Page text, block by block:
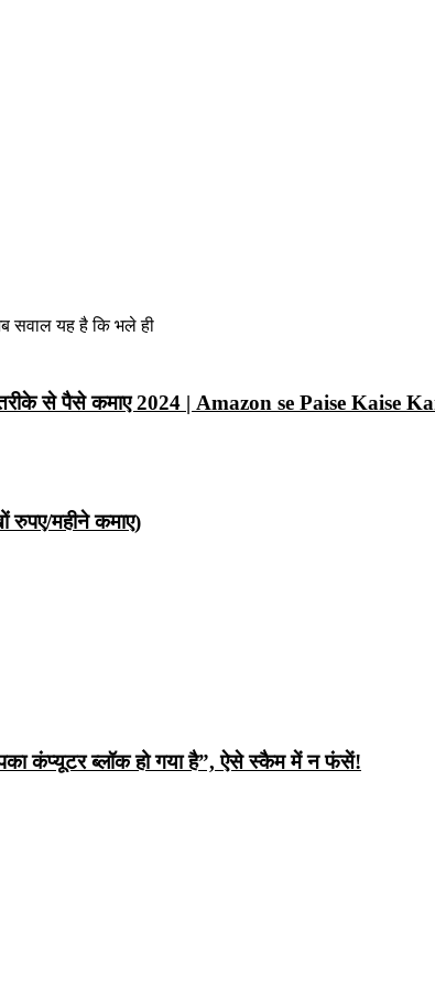
सवाल यह है कि भले ही
से पैसे कमाए 2024 | Amazon se Paise Kaise
महीने कमाए)
कंप्यूटर ब्लॉक हो गया है”, ऐसे स्कैम में न फंसें!